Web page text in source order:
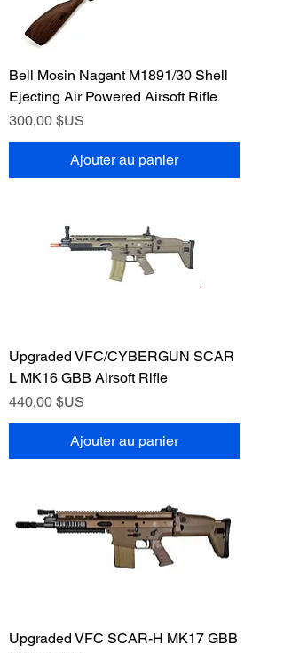
Bell Mosin Nagant M1891/30 Shell
Ejecting Air Powered Airsoft Rifle
Prix
300,00 $US
Ajouter au panier
Upgraded VFC/CYBERGUN SCAR
L MK16 GBB Airsoft Rifle
Prix
440,00 $US
Ajouter au panier
Upgraded VFC SCAR-H MK17 GBB